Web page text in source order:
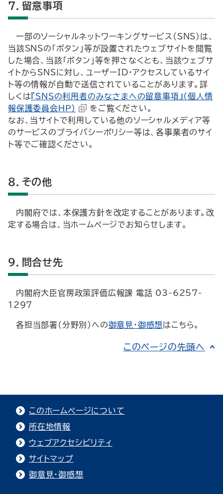
7．留意事項
一部のソーシャルネットワーキングサービス（SNS）は、
当該SNSの「ボタン」等が設置されたウェブサイトを閲覧
した場合、当該「ボタン」等を押さなくとも、当該ウェブサ
イトからSNSに対し、ユーザーID・アクセスしているサイ
ト等の情報が自動で送信されていることがあります。詳
しくは 『SNSの利用者のみなさまへの留意事項』（個人情
報保護委員会ＨＰ）
をご覧ください。
なお、当サイトで利用している他のソーシャルメディア等
のサービスのプライバシーポリシー等は、各事業者のサイ
ト等でご確認ください。
8．その他
内閣府では、本保護方針を改定することがあります。改
定する場合は、当ホームページでお知らせします。
9．問合せ先
内閣府大臣官房政策評価広報課 電話 03-6257-
1297
各担当部署（分野別）への御意見・御感想はこちら。
このページの先頭へ
このホームページについて
所在地情報
ウェブアクセシビリティ
サイトマップ
御意見・御感想